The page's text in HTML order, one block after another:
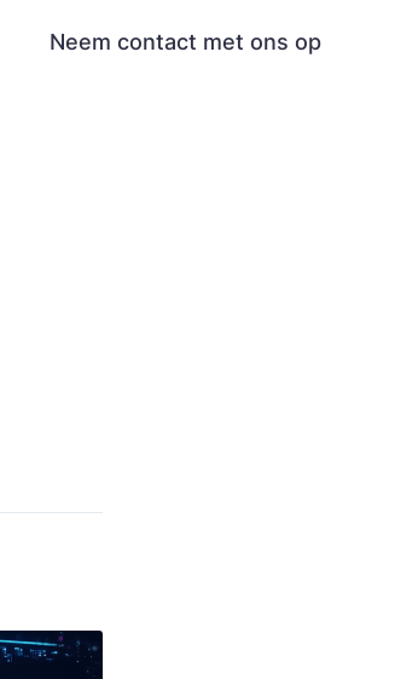
Neem contact met ons op